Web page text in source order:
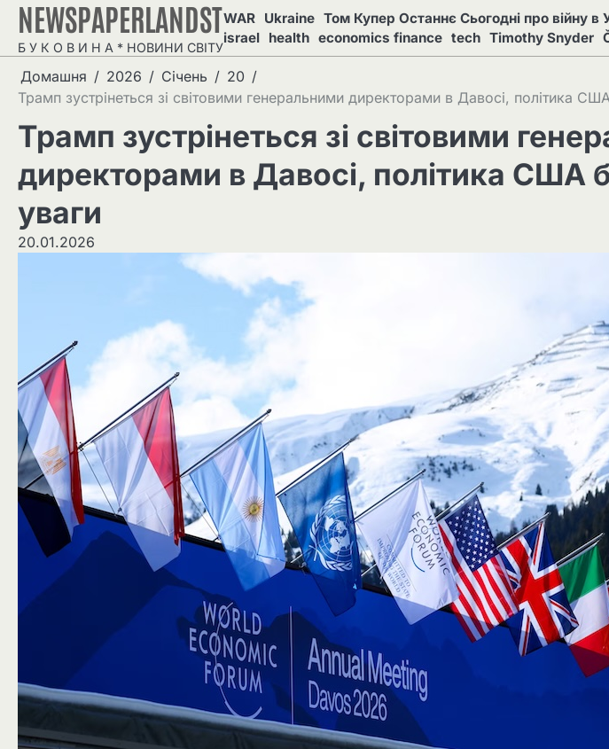
Перейти
вмісту
NEWSPAPERLANDST
Б У К О В И Н А * НОВИНИ СВІТУ
WAR Ukraine Том Купер Останнє Сьогодні про війну в
israel health economics finance tech Timothy Snyder
Домашня 2026 Січень
20
Трамп зустрінеться зі світовими генеральними директорами в Давосі, політика
Трамп зустрінеться зі світовими
директорами в Давосі, політика США
уваги
20.01.2026